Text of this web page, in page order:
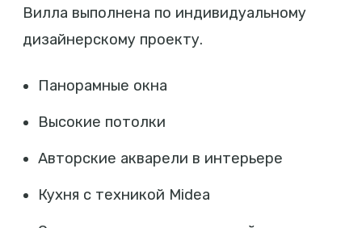
Вилла выполнена по индивидуальному
дизайнерскому проекту.
Панорамные окна
Высокие потолки
Авторские акварели в интерьере
Кухня с техникой Midea